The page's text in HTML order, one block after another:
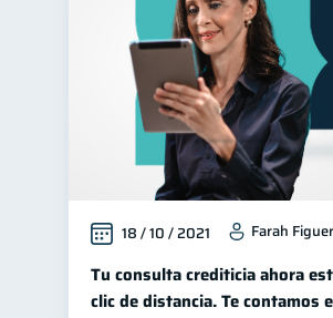
18 / 10 / 2021 Farah
Tu consulta crediticia ahora
clic de distancia. Te contamos